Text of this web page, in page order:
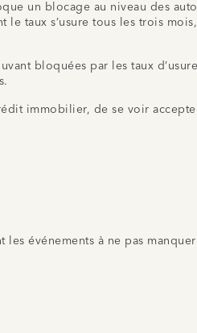
un blocage au niveau des
le taux s’usure tous les trois
bloquées par les taux
immobilier, de se voir
les événements à ne pas